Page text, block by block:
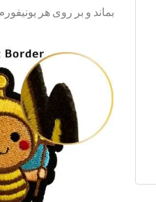
بماند و بر روی هر